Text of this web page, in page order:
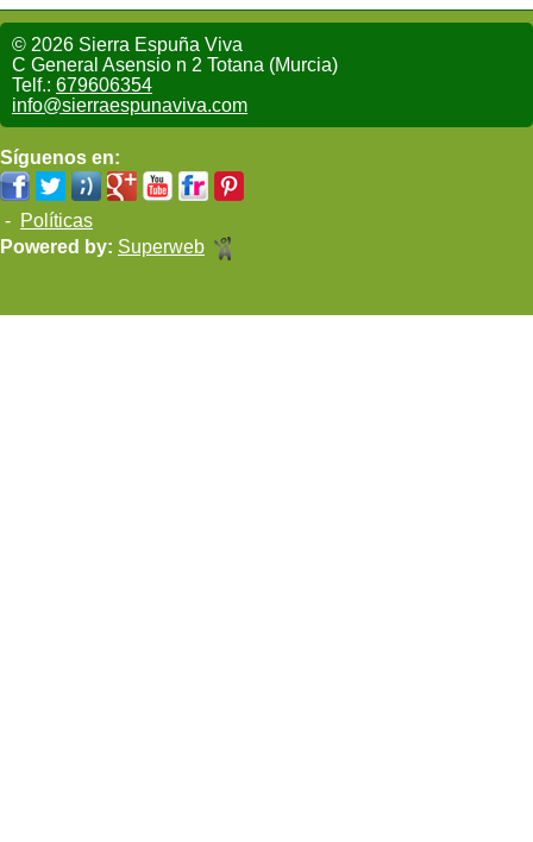
© 2026 Sierra Espuña Viva
C General Asensio n 2 Totana (Murcia)
Telf.: 679606354
info@sierraespunaviva.com
Síguenos en:
- Políticas
Powered by: Superweb